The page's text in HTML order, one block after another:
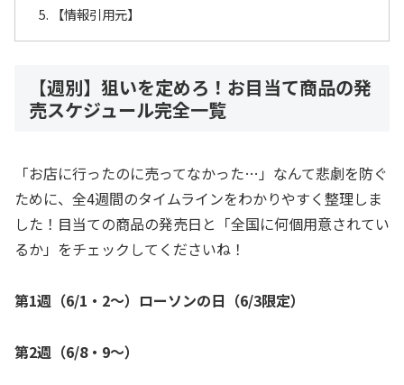
【情報引用元】
【週別】狙いを定めろ！お目当て商品の発
売スケジュール完全一覧
「お店に行ったのに売ってなかった…」なんて悲劇を防ぐ
ために、全4週間のタイムラインをわかりやすく整理しま
した！目当ての商品の発売日と「全国に何個用意されてい
るか」をチェックしてくださいね！
第1週（6/1・2〜）ローソンの日（6/3限定）
第2週（6/8・9〜）